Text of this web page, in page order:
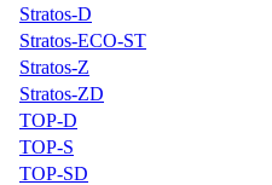
Stratos-D
Stratos-ECO-ST
Stratos-Z
Stratos-ZD
TOP-D
TOP-S
TOP-SD